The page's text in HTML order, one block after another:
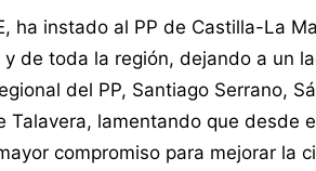
ha instado al PP de Castilla-La
de toda la región, dejando a un
del PP, Santiago Serrano,
Talavera, lamentando que desde
compromiso para mejorar la